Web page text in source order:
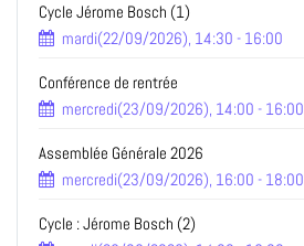
Cycle Jérome Bosch (1)
mardi(22/09/2026), 14:30 - 16:00
Conférence de rentrée
mercredi(23/09/2026), 14:00 - 16:00
Assemblée Générale 2026
mercredi(23/09/2026), 16:00 - 18:00
Cycle : Jérome Bosch (2)